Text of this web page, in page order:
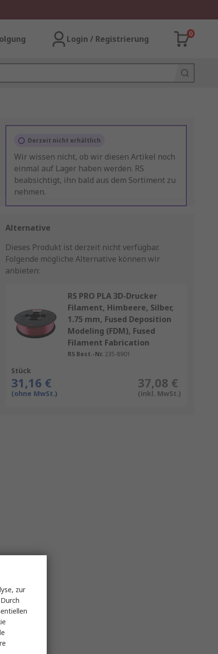
Login / Registrierung
0
Derzeit nicht erhältlich
Wir wissen nicht, ob wir diesen Artikel noch
einmal auf Lager haben werden. RS
beabsichtigt, ihn bald aus dem Sortiment zu
nehmen.
Alternative
Dieses Produkt ist derzeit nicht verfügbar.
Folgende mögliche Alternative können wir
anbieten:
RS PRO PLA 3D-Drucker
Filament, Himbeere, Silber,
1.75 mm, Fused Deposition
Modeling (FDM), Fused
Filament Fabrication
RS Best.-Nr. 235-8901
Stück
31,16 €
(ohne MwSt.)
37,08 €
(inkl. MwSt.)
zur